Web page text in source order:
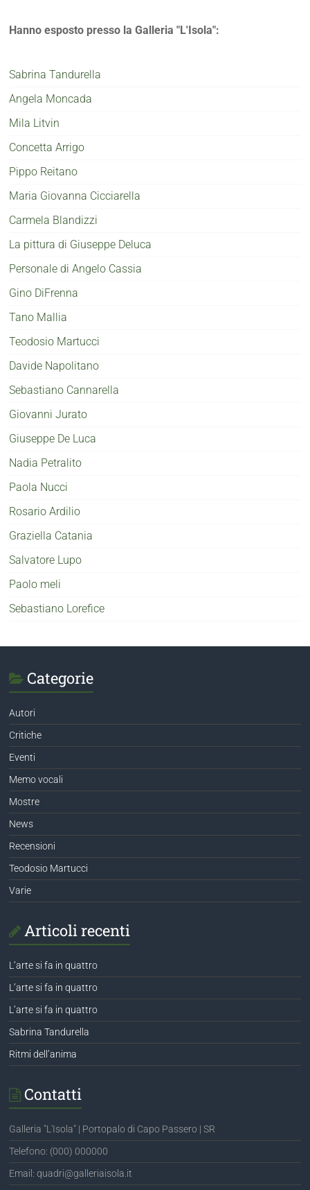
Hanno esposto presso la Galleria "L'Isola":
Sabrina Tandurella
Angela Moncada
Mila Litvin
Concetta Arrigo
Pippo Reitano
Maria Giovanna Cicciarella
Carmela Blandizzi
La pittura di Giuseppe Deluca
Personale di Angelo Cassia
Gino DiFrenna
Tano Mallia
Teodosio Martucci
Davide Napolitano
Sebastiano Cannarella
Giovanni Jurato
Giuseppe De Luca
Nadia Petralito
Paola Nucci
Rosario Ardilio
Graziella Catania
Salvatore Lupo
Paolo meli
Sebastiano Lorefice
Categorie
Autori
Critiche
Eventi
Memo vocali
Mostre
News
Recensioni
Teodosio Martucci
Varie
Articoli recenti
L’arte si fa in quattro
L’arte si fa in quattro
L’arte si fa in quattro
Sabrina Tandurella
Ritmi dell’anima
Contatti
Galleria "L'Isola" | Portopalo di Capo Passero | SR
Telefono: (000) 000000
Email: quadri@galleriaisola.it